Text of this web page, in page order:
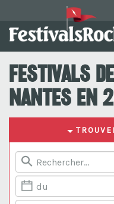
Festivals
Nantes en